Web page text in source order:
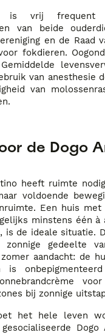
is vrij
van beide
en de Raad
fokdieren.
van anesthesie
van
de Dogo
heeft ruimte
voldoende
Een huis
minstens één
is de ideale situatie.
gedeelte
aandacht: de
is
bij zonnige
het hele leven